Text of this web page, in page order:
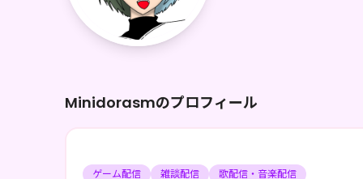
Minidorasmのプロフィール
ゲーム配信 雑談配信 歌配信・音楽配信